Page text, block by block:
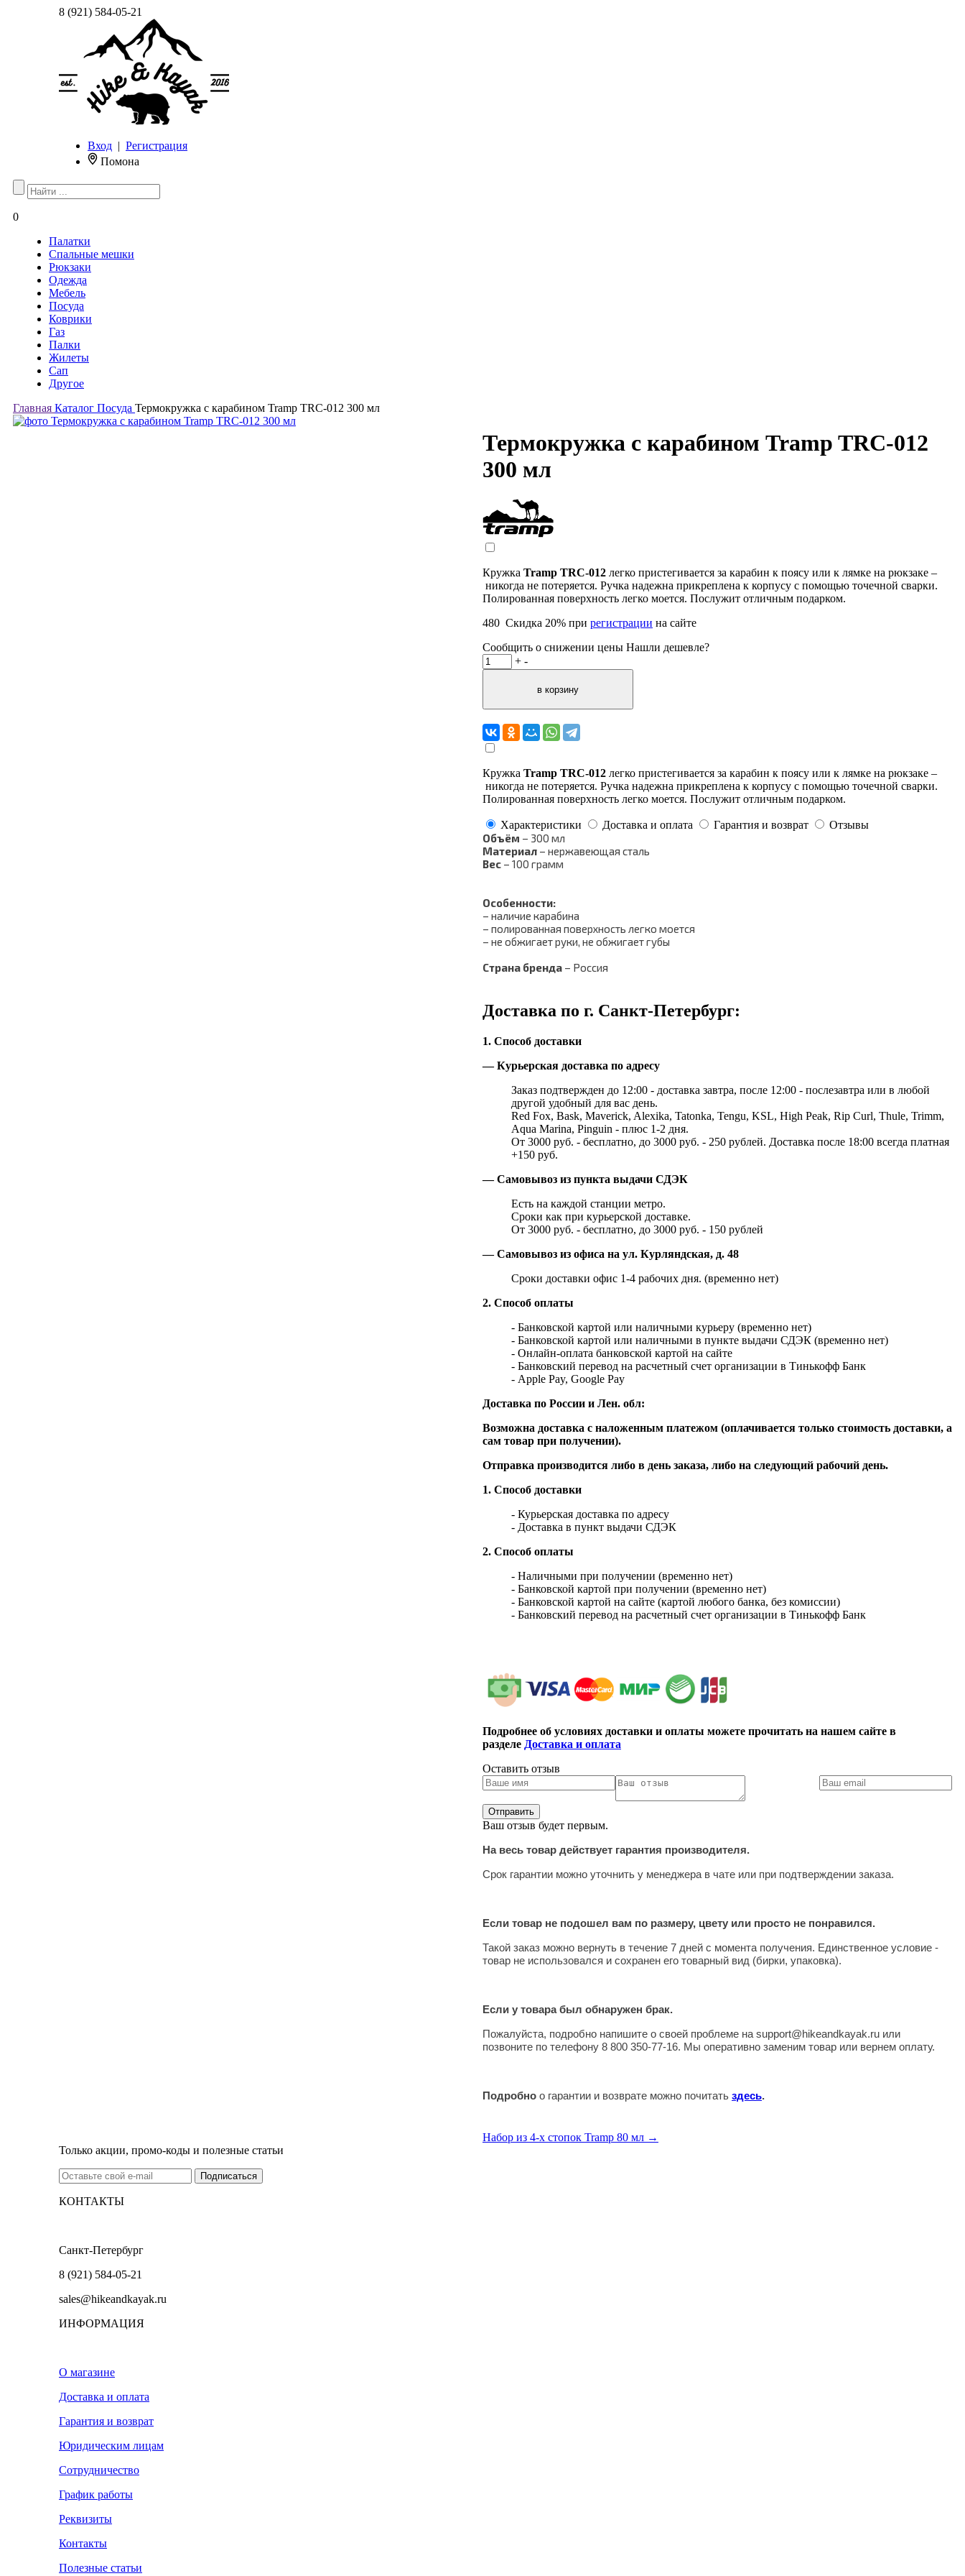
8 (921) 584-05-21
Вход | Регистрация
Помона
0
Палатки
Спальные мешки
Рюкзаки
Одежда
Мебель
Посуда
Коврики
Газ
Палки
Жилеты
Сап
Другое
Главная Каталог Посуда Термокружка с карабином Tramp TRC-012 300 мл
Термокружка с карабином Tramp TRC-012
300 мл
Кружка Tramp TRC-012 легко пристегивается за карабин к поясу или к лямке на рюкзаке –
никогда не потеряется. Ручка надежна прикреплена к корпусу с помощью точечной сварки.
Полированная поверхность легко моется. Послужит отличным подарком.
480 Скидка 20% при регистрации на сайте
Сообщить о снижении цены Нашли дешевле?
+ -
Кружка Tramp TRC-012 легко пристегивается за карабин к поясу или к лямке на рюкзаке –
никогда не потеряется. Ручка надежна прикреплена к корпусу с помощью точечной сварки.
Полированная поверхность легко моется. Послужит отличным подарком.
Характеристики Доставка и оплата Гарантия и возврат Отзывы
Объём – 300 мл
Материал – нержавеющая сталь
Вес – 100 грамм
Особенности:
– наличие карабина
– полированная поверхность легко моется
– не обжигает руки, не обжигает губы
Страна бренда – Россия
Доставка по г. Санкт-Петербург:
1. Способ доставки
— Курьерская доставка по адресу
Заказ подтвержден до 12:00 - доставка завтра, после 12:00 - послезавтра или в любой
другой удобный для вас день.
Red Fox, Bask, Maverick, Alexika, Tatonka, Tengu, KSL, High Peak, Rip Curl, Thule, Trimm,
Aqua Marina, Pinguin - плюс 1-2 дня.
От 3000 руб. - бесплатно, до 3000 руб. - 250 рублей. Доставка после 18:00 всегда платная
+150 руб.
— Самовывоз из пункта выдачи СДЭК
Есть на каждой станции метро.
Сроки как при курьерской доставке.
От 3000 руб. - бесплатно, до 3000 руб. - 150 рублей
— Самовывоз из офиса на ул. Курляндская, д. 48
Сроки доставки офис 1-4 рабочих дня. (временно нет)
2. Способ оплаты
- Банковской картой или наличными курьеру (временно нет)
- Банковской картой или наличными в пункте выдачи СДЭК (временно нет)
- Онлайн-оплата банковской картой на сайте
- Банковский перевод на расчетный счет организации в Тинькофф Банк
- Apple Pay, Google Pay
Доставка по России и Лен. обл:
Возможна доставка с наложенным платежом (оплачивается только стоимость доставки, а
сам товар при получении).
Отправка производится либо в день заказа, либо на следующий рабочий день.
1. Способ доставки
- Курьерская доставка по адресу
- Доставка в пункт выдачи СДЭК
2. Способ оплаты
- Наличными при получении (временно нет)
- Банковской картой при получении (временно нет)
- Банковской картой на сайте (картой любого банка, без комиссии)
- Банковский перевод на расчетный счет организации в Тинькофф Банк
Подробнее об условиях доставки и оплаты можете прочитать на нашем сайте в
разделе Доставка и оплата
Оставить отзыв
Ваш отзыв будет первым.
На весь товар действует гарантия производителя.
Срок гарантии можно уточнить у менеджера в чате или при подтверждении заказа.
Если товар не подошел вам по размеру, цвету или просто не понравился.
Такой заказ можно вернуть в течение 7 дней с момента получения. Единственное условие -
товар не использовался и сохранен его товарный вид (бирки, упаковка).
Если у товара был обнаружен брак.
Пожалуйста, подробно напишите о своей проблеме на support@hikeandkayak.ru или
позвоните по телефону 8 800 350-77-16. Мы оперативно заменим товар или вернем оплату.
Подробно о гарантии и возврате можно почитать здесь.
Набор из 4-х стопок Tramp 80 мл →
Только акции, промо-коды и полезные статьи
КОНТАКТЫ
Санкт-Петербург
8 (921) 584-05-21
sales@hikeandkayak.ru
ИНФОРМАЦИЯ
О магазине
Доставка и оплата
Гарантия и возврат
Юридическим лицам
Сотрудничество
График работы
Реквизиты
Контакты
Полезные статьи